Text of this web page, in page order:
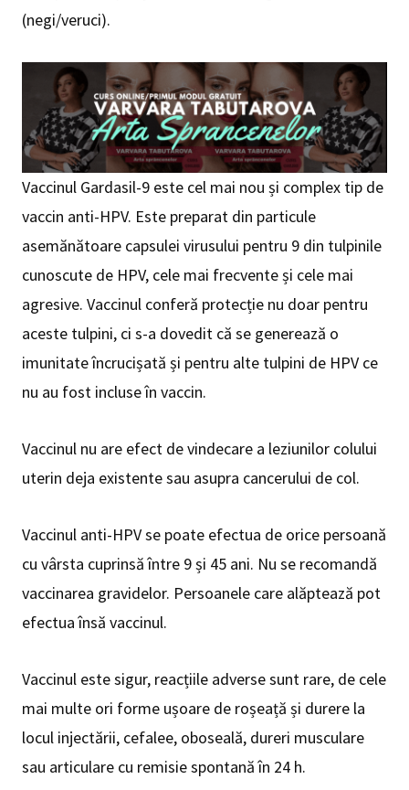
(negi/veruci).
Vaccinul Gardasil-9 este cel mai nou și complex tip de
vaccin anti-HPV. Este preparat din particule
asemănătoare capsulei virusului pentru 9 din tulpinile
cunoscute de HPV, cele mai frecvente și cele mai
agresive. Vaccinul conferă protecție nu doar pentru
aceste tulpini, ci s-a dovedit că se generează o
imunitate încrucișată și pentru alte tulpini de HPV ce
nu au fost incluse în vaccin.
Vaccinul nu are efect de vindecare a leziunilor colului
uterin deja existente sau asupra cancerului de col.
Vaccinul anti-HPV se poate efectua de orice persoană
cu vârsta cuprinsă între 9 și 45 ani. Nu se recomandă
vaccinarea gravidelor. Persoanele care alăptează pot
efectua însă vaccinul.
Vaccinul este sigur, reacțiile adverse sunt rare, de cele
mai multe ori forme ușoare de roșeață și durere la
locul injectării, cefalee, oboseală, dureri musculare
sau articulare cu remisie spontană în 24 h.